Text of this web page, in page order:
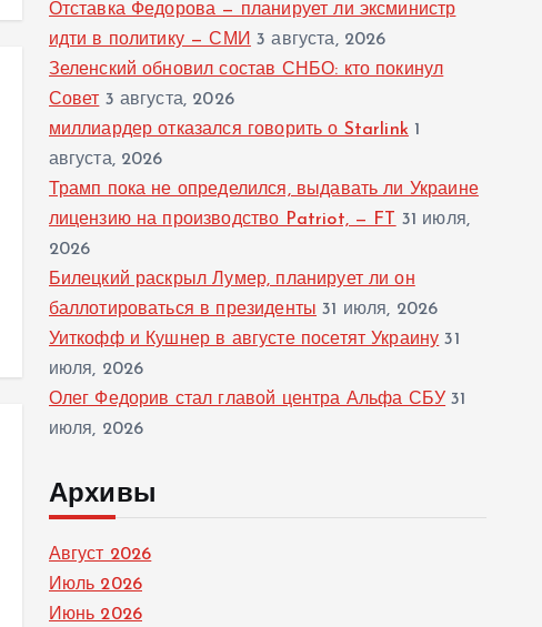
Отставка Федорова — планирует ли эксминистр
идти в политику — СМИ 3 августа, 2026
Зеленский обновил состав СНБО: кто покинул
Совет 3 августа, 2026
миллиардер отказался говорить о Starlink 1
августа, 2026
Трамп пока не определился, выдавать ли Украине
лицензию на производство Patriot, — FT
31 июля,
2026
Билецкий раскрыл Лумер, планирует ли он
баллотироваться в президенты 31 июля, 2026
Уиткофф и Кушнер в августе посетят Украину 31
июля, 2026
Олег Федорив стал главой центра Альфа СБУ 31
июля, 2026
Архивы
Август 2026
Июль 2026
Июнь 2026